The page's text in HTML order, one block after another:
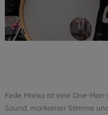
Fede Marka ist eine One-
Sound, markanter Stimme